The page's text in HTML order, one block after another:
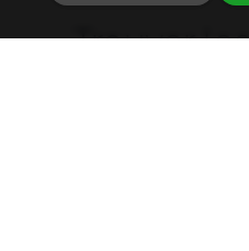
Trouver